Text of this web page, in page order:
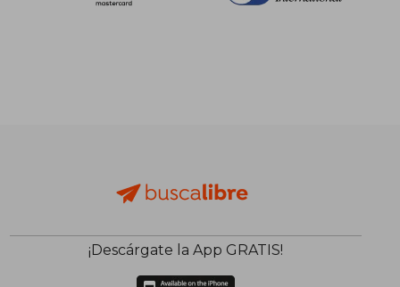
40% $ 47.16
$ 28.30
40%
dcto.
¡Descárgate la App GRATIS!